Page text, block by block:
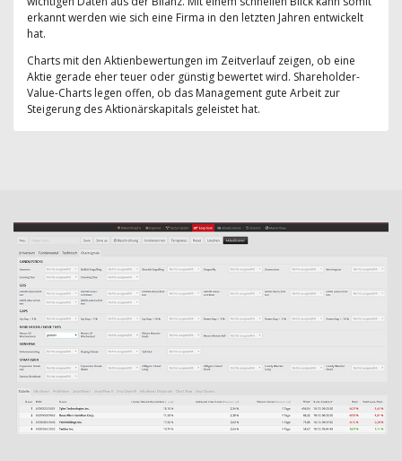
erkannt werden wie sich eine Firma in den letzten Jahren entwickelt
hat.
Charts mit den Aktienbewertungen im Zeitverlauf zeigen, ob eine
Aktie gerade eher teuer oder günstig bewertet wird. Shareholder-
Value-Charts legen offen, ob das Management gute Arbeit zur
Steigerung des Aktionärskapitals geleistet hat.